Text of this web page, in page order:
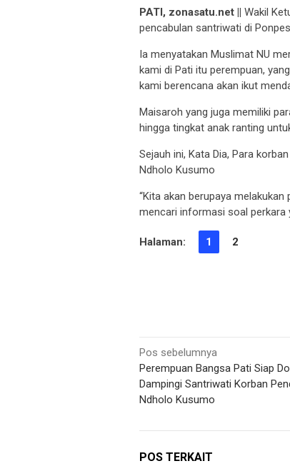
PATI, zonasatu.net || Wakil
pencabulan santriwati di
Ia menyatakan Muslimat NU
kami di Pati itu perempuan,
kami berencana akan ikut
Maisaroh yang juga memiliki
hingga tingkat anak ranting
Sejauh ini, Kata Dia, Para
Ndholo Kusumo
“Kita akan berupaya
mencari informasi soal perkara
Halaman: 1 2
Navigasi
pos
Pos sebelumnya
Perempuan Bangsa Pati Siap
Dampingi Santriwati Korban
Ndholo Kusumo
POS TERKAIT